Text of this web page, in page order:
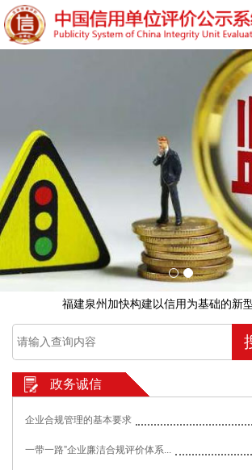
福建泉州加快构建以信用为基础的新
政务诚信
企业合规管理的基本要求
一带一路”企业廉洁合规评价体系...